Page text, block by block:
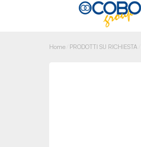
Home PRODOTTI SU RICHIESTA